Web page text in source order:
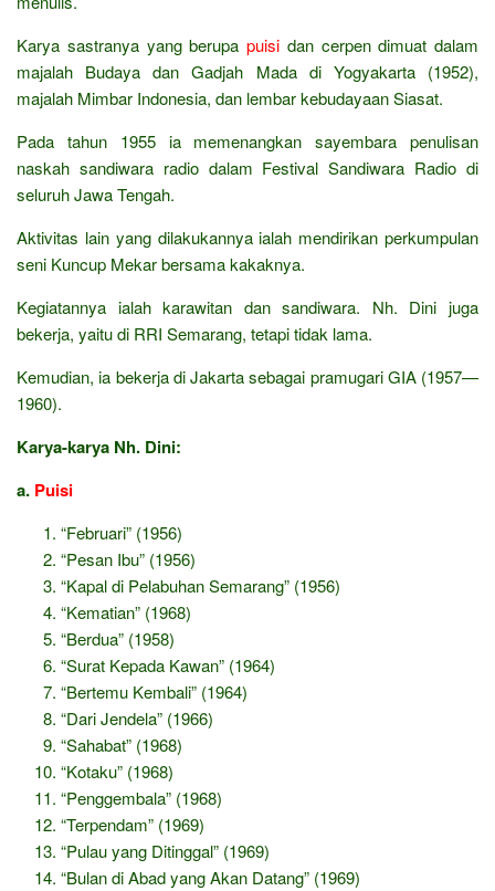
Karya sastranya yang berupa puisi dan cerpen dimuat dalam
majalah Budaya dan Gadjah Mada di Yogyakarta (1952),
majalah Mimbar Indonesia, dan lembar kebudayaan Siasat.
Pada tahun 1955 ia memenangkan sayembara penulisan
naskah sandiwara radio dalam Festival Sandiwara Radio di
seluruh Jawa Tengah.
Aktivitas lain yang dilakukannya ialah mendirikan perkumpulan
seni Kuncup Mekar bersama kakaknya.
Kegiatannya ialah karawitan dan sandiwara. Nh. Dini juga
bekerja, yaitu di RRI Semarang, tetapi tidak lama.
Kemudian, ia bekerja di Jakarta sebagai pramugari GIA (1957—
1960).
Karya-karya Nh. Dini:
a. Puisi
“Februari” (1956)
“Pesan Ibu” (1956)
“Kapal di Pelabuhan Semarang” (1956)
“Kematian” (1968)
“Berdua” (1958)
“Surat Kepada Kawan” (1964)
“Bertemu Kembali” (1964)
“Dari Jendela” (1966)
“Sahabat” (1968)
“Kotaku” (1968)
“Penggembala” (1968)
“Terpendam” (1969)
“Pulau yang Ditinggal” (1969)
“Bulan di Abad yang Akan Datang” (1969)